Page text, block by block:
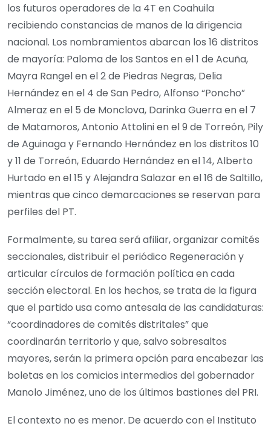
los futuros operadores de la 4T en Coahuila
recibiendo constancias de manos de la dirigencia
nacional. Los nombramientos abarcan los 16 distritos
de mayoría: Paloma de los Santos en el 1 de Acuña,
Mayra Rangel en el 2 de Piedras Negras, Delia
Hernández en el 4 de San Pedro, Alfonso “Poncho”
Almeraz en el 5 de Monclova, Darinka Guerra en el 7
de Matamoros, Antonio Attolini en el 9 de Torreón, Pily
de Aguinaga y Fernando Hernández en los distritos 10
y 11 de Torreón, Eduardo Hernández en el 14, Alberto
Hurtado en el 15 y Alejandra Salazar en el 16 de Saltillo,
mientras que cinco demarcaciones se reservan para
perfiles del PT.
Formalmente, su tarea será afiliar, organizar comités
seccionales, distribuir el periódico Regeneración y
articular círculos de formación política en cada
sección electoral. En los hechos, se trata de la figura
que el partido usa como antesala de las candidaturas:
“coordinadores de comités distritales” que
coordinarán territorio y que, salvo sobresaltos
mayores, serán la primera opción para encabezar las
boletas en los comicios intermedios del gobernador
Manolo Jiménez, uno de los últimos bastiones del PRI.
El contexto no es menor. De acuerdo con el Instituto